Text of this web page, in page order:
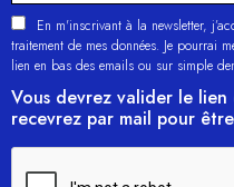
En m'inscrivant à la newsletter,
traitement de mes données. Je pourrai
lien en bas des emails ou sur simple
Vous devrez valider le
recevrez par mail pour